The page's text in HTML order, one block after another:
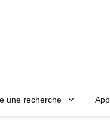
une recherche